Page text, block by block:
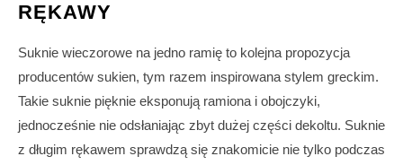
RĘKAWY
Suknie wieczorowe na jedno ramię to kolejna propozycja
producentów sukien, tym razem inspirowana stylem greckim.
Takie suknie pięknie eksponują ramiona i obojczyki,
jednocześnie nie odsłaniając zbyt dużej części dekoltu. Suknie
z długim rękawem sprawdzą się znakomicie nie tylko podczas